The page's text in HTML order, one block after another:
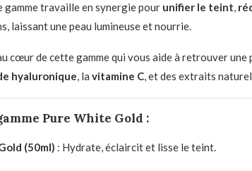
travaille en synergie pour unifier le teint,
laissant une peau lumineuse et nourrie.
cœur de cette gamme qui vous aide à retrouver
hyaluronique, la vitamine C, et des extraits
Pure White Gold :
(50ml) : Hydrate, éclaircit et lisse le teint.